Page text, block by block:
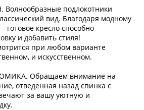
подлокотники
вид. Благодаря модному
готовое кресло способно
и добавить стиля!
при любом варианте
и искусственном.
Обращаем внимание на
отведенная назад спинка с
за вашу уютную и